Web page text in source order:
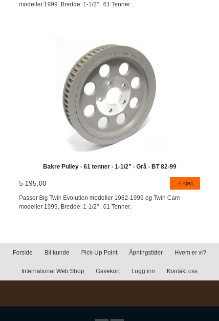
modeller 1999. Bredde: 1-1/2" . 61 Tenner.
Bakre Pulley - 61 tenner - 1-1/2" - Grå - BT 82-99
5 195,00 Kjøp
Passer Big Twin Evolution modeller 1982-1999 og Twin Cam
modeller 1999. Bredde: 1-1/2" . 61 Tenner.
Forside Bli kunde Pick-Up Point Åpningstider Hvem er vi?
International Web Shop Gavekort Logg inn Kontakt oss